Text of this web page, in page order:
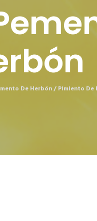
De Herbón / Pimiento De